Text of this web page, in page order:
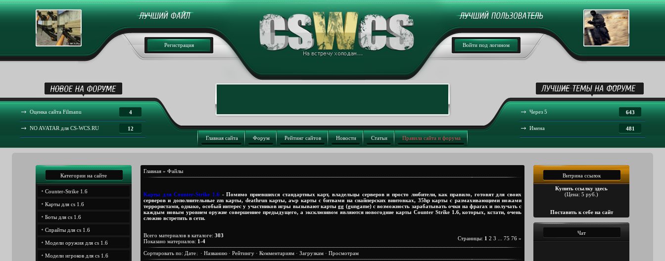
Регистрация Войти под логином
4
Оценка сайта Filmanu
12
NO AVATAR для CS-WCS.RU
643
Через 5
481
Имена
Главная сайта
Форум Рейтинг сайтов Новости Статьи Правила сайта и форума
Категории на сайте
Counter-Strike 1.6
Карты для cs 1.6
Боты для cs 1.6
Спрайты для cs 1.6
Модели оружия для cs 1.6
Модели игроков для cs 1.6
Витрина ссылок
Купить ссылку здесь
(Цена: 5 руб.)
Поставить к себе на сайт
Чат
Главная » Файлы
Карты для Counter-Strike 1.6 - Помимо приевшихся стандартных карт, владельцы серверов и просто любители, как правило, готовят для своих
серверов и дополнительные zm карты, deathrun карты, awp карты с битвами на снайперских винтовках, 35hp карты с размахивающими ножами
террористами, однако, особый интерес у участников игры вызывают карты gg (gungame) с возможность зарабатывать очки на фрагах и получать с
каждым новым уровнем оружие совершеннее предыдущего, а эксклюзивом являются новогодние карты Counter Strike 1.6, которых, кстати, очень
сложно встретить в сети.
Всего материалов в каталоге: 303
Показано материалов: 1-4 Страницы: 1 2 3 75 76 »
Сортировать по: Дате · Названию · Рейтингу · Комментариям · Загрузкам · Просмотрам